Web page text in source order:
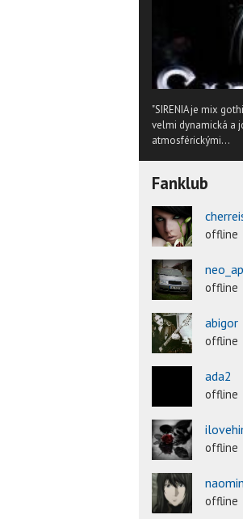
"SIRENIA je mix
velmi dynamická a
atmosférickými...
Fanklub
offline
neo_ap
offline
abigor
offline
ada2
offline
offline
offline